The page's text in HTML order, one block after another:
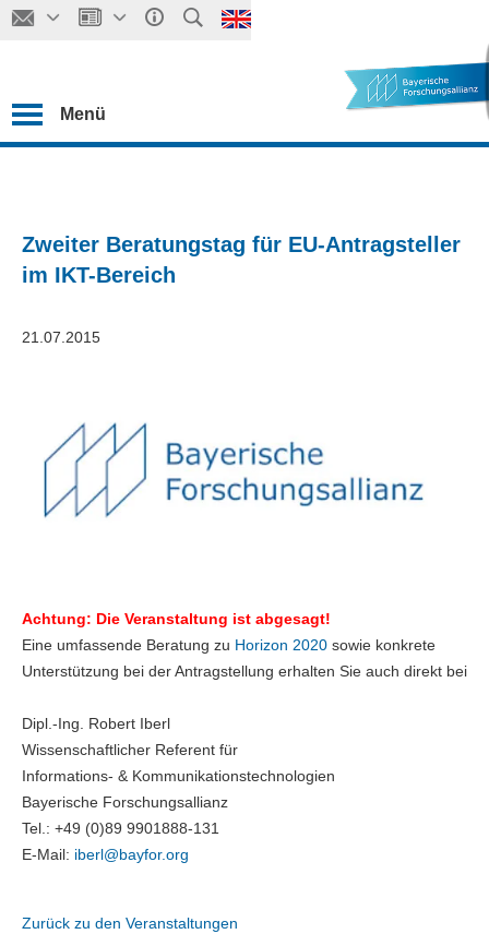
Menü
Zweiter Beratungstag für EU-Antragsteller
im IKT-Bereich
21.07.2015
Achtung: Die Veranstaltung ist abgesagt!
Eine umfassende Beratung zu Horizon 2020 sowie konkrete
Unterstützung bei der Antragstellung erhalten Sie auch direkt bei
Dipl.-Ing. Robert Iberl
Wissenschaftlicher Referent für
Informations- & Kommunikationstechnologien
Bayerische Forschungsallianz
Tel.: +49 (0)89 9901888-131
E-Mail: iberl@bayfor.org
Zurück zu den Veranstaltungen